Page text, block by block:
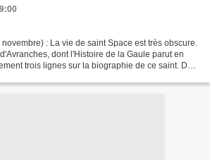
novembre) : La vie de saint Space est très obscure.
dont l'Histoire de la Gaule parut en
trois lignes sur la biographie de ce saint. Du